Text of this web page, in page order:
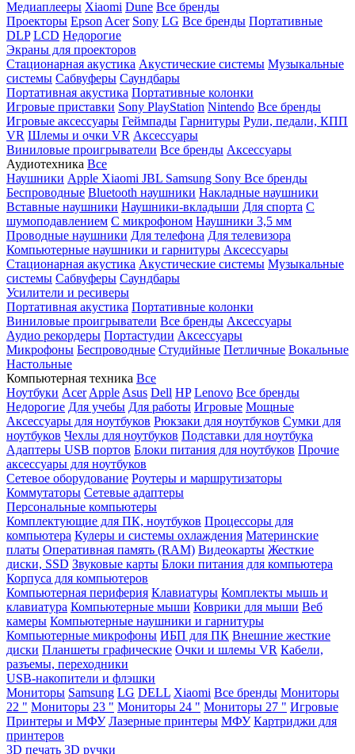
Медиаплееры Xiaomi Dune Все бренды
Проекторы Epson Acer Sony LG Все бренды Портативные
DLP LCD Недорогие
Экраны для проекторов
Стационарная акустика Акустические системы Музыкальные
системы Сабвуферы Саундбары
Портативная акустика Портативные колонки
Игровые приставки Sony PlayStation Nintendo Все бренды
Игровые аксессуары Геймпады Гарнитуры Рули, педали, КПП
VR Шлемы и очки VR Аксессуары
Виниловые проигрыватели Все бренды Аксессуары
Аудиотехника Все
Наушники Apple Xiaomi JBL Samsung Sony Все бренды
Беспроводные Bluetooth наушники Накладные наушники
Вставные наушники Наушники-вкладыши Для спорта С
шумоподавлением С микрофоном Наушники 3,5 мм
Проводные наушники Для телефона Для телевизора
Компьютерные наушники и гарнитуры Аксессуары
Стационарная акустика Акустические системы Музыкальные
системы Сабвуферы Саундбары
Усилители и ресиверы
Портативная акустика Портативные колонки
Виниловые проигрыватели Все бренды Аксессуары
Аудио рекордеры Портастудии Аксессуары
Микрофоны Беспроводные Студийные Петличные Вокальные
Настольные
Компьютерная техника Все
Ноутбуки Acer Apple Asus Dell HP Lenovo Все бренды
Недорогие Для учебы Для работы Игровые Мощные
Аксессуары для ноутбуков Рюкзаки для ноутбуков Сумки для
ноутбуков Чехлы для ноутбуков Подставки для ноутбука
Адаптеры USB портов Блоки питания для ноутбуков Прочие
аксессуары для ноутбуков
Сетевое оборудование Роутеры и маршрутизаторы
Коммутаторы Сетевые адаптеры
Персональные компьютеры
Комплектующие для ПК, ноутбуков Процессоры для
компьютера Кулеры и системы охлаждения Материнские
платы Оперативная память (RAM) Видеокарты Жесткие
диски, SSD Звуковые карты Блоки питания для компьютера
Корпуса для компьютеров
Компьютерная периферия Клавиатуры Комплекты мышь и
клавиатура Компьютерные мыши Коврики для мыши Веб
камеры Компьютерные наушники и гарнитуры
Компьютерные микрофоны ИБП для ПК Внешние жесткие
диски Планшеты графические Очки и шлемы VR Кабели,
разъемы, переходники
USB-накопители и флэшки
Мониторы Samsung LG DELL Xiaomi Все бренды Мониторы
22 " Мониторы 23 " Мониторы 24 " Мониторы 27 " Игровые
Принтеры и МФУ Лазерные принтеры МФУ Картриджи для
принтеров
3D печать 3D ручки